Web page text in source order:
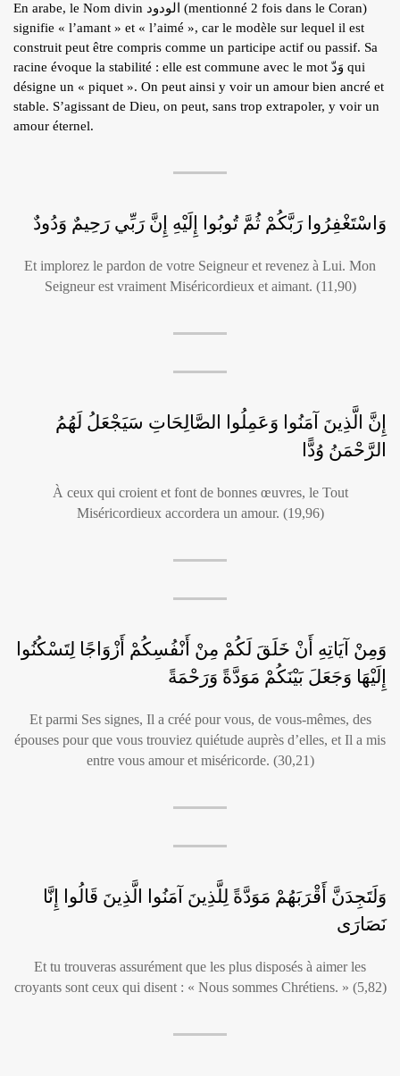
En arabe, le Nom divin الودود (mentionné 2 fois dans le Coran)
signifie « l’amant » et « l’aimé », car le modèle sur lequel il est
construit peut être compris comme un participe actif ou passif. Sa
racine évoque la stabilité : elle est commune avec le mot وَدّ qui
désigne un « piquet ». On peut ainsi y voir un amour bien ancré et
stable. S’agissant de Dieu, on peut, sans trop extrapoler, y voir un
amour éternel.
وَاسْتَغْفِرُوا رَبَّكُمْ ثُمَّ تُوبُوا إِلَيْهِ إِنَّ رَبِّي رَحِيمٌ وَدُودٌ
Et implorez le pardon de votre Seigneur et revenez à Lui. Mon
Seigneur est vraiment Miséricordieux et aimant. (11,90)
إِنَّ الَّذِينَ آمَنُوا وَعَمِلُوا الصَّالِحَاتِ سَيَجْعَلُ لَهُمُ
الرَّحْمَنُ وُدًّا
À ceux qui croient et font de bonnes œuvres, le Tout
Miséricordieux accordera un amour. (19,96)
وَمِنْ آيَاتِهِ أَنْ خَلَقَ لَكُمْ مِنْ أَنْفُسِكُمْ أَزْوَاجًا لِتَسْكُنُوا
إِلَيْهَا وَجَعَلَ بَيْنَكُمْ مَوَدَّةً وَرَحْمَةً
Et parmi Ses signes, Il a créé pour vous, de vous-mêmes, des
épouses pour que vous trouviez quiétude auprès d’elles, et Il a mis
entre vous amour et miséricorde. (30,21)
وَلَتَجِدَنَّ أَقْرَبَهُمْ مَوَدَّةً لِلَّذِينَ آمَنُوا الَّذِينَ قَالُوا إِنَّا
نَصَارَى
Et tu trouveras assurément que les plus disposés à aimer les
croyants sont ceux qui disent : « Nous sommes Chrétiens. » (5,82)